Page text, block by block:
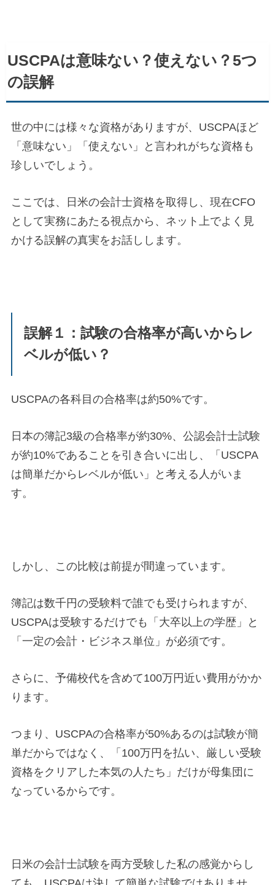
USCPAは意味ない？使えない？5つ
の誤解
世の中には様々な資格がありますが、USCPAほど
「意味ない」「使えない」と言われがちな資格も
珍しいでしょう。
ここでは、日米の会計士資格を取得し、現在CFO
として実務にあたる視点から、ネット上でよく見
かける誤解の真実をお話しします。
誤解１：試験の合格率が高いからレ
ベルが低い？
USCPAの各科目の合格率は約50%です。
日本の簿記3級の合格率が約30%、公認会計士試験
が約10%であることを引き合いに出し、「USCPA
は簡単だからレベルが低い」と考える人がいま
す。
しかし、この比較は前提が間違っています。
簿記は数千円の受験料で誰でも受けられますが、
USCPAは受験するだけでも「大卒以上の学歴」と
「一定の会計・ビジネス単位」が必須です。
さらに、予備校代を含めて100万円近い費用がかか
ります。
つまり、USCPAの合格率が50%あるのは試験が簡
単だからではなく、「100万円を払い、厳しい受験
資格をクリアした本気の人たち」だけが母集団に
なっているからです。
日米の会計士試験を両方受験した私の感覚からし